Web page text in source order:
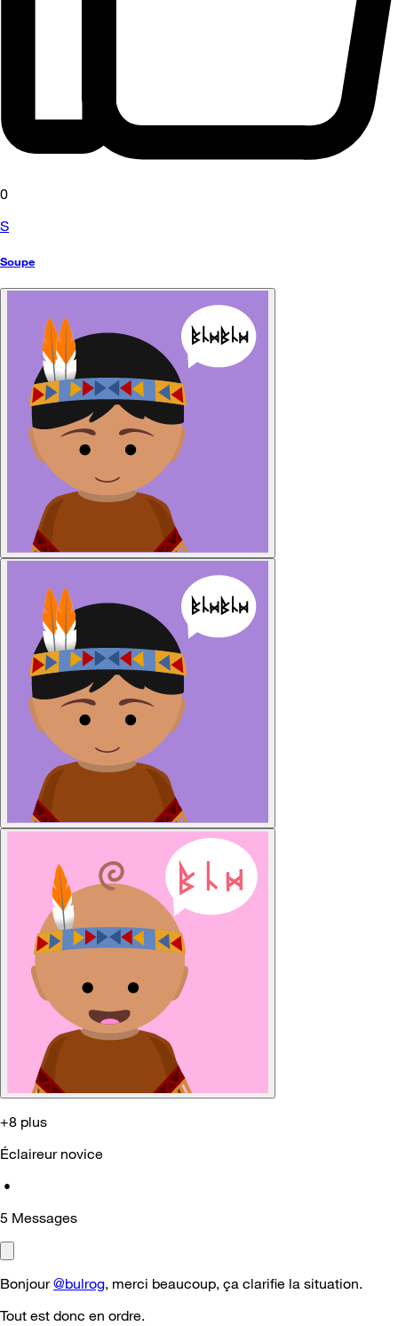
0
S
Soupe
+8 plus
Éclaireur novice
•
5 Messages
Bonjour@bulrog, merci beaucoup, ça clarifie la situation.
Tout est donc en ordre.